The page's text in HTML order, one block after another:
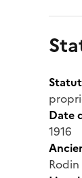
Date
1916